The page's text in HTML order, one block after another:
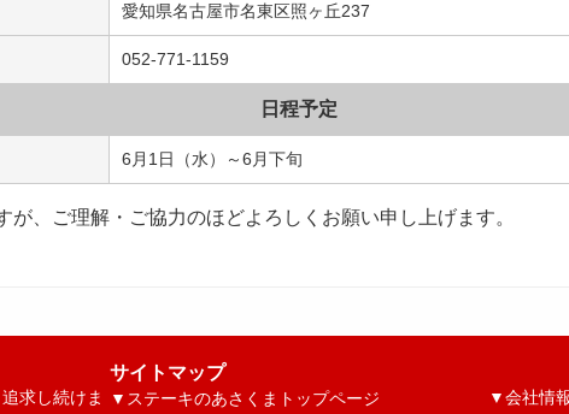
愛知県名古屋市名東区照ヶ丘237
052-771-1159
日程予定
6月1日（水）～6月下旬
が、ご理解・ご協力のほどよろしくお願い申し上げます。
求し続けま
サイトマップ
▼ ステーキのあさくまトップページ ▼会社情